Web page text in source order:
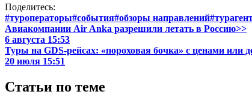
Поделитесь:
#туроператоры#события#обзоры направлений
Авиакомпании Air Anka разрешили летать в Россию>>
6 августа 15:53
Туры на GDS-рейсах: «пороховая бочка» с ценами или
20 июля 15:51
Статьи по теме